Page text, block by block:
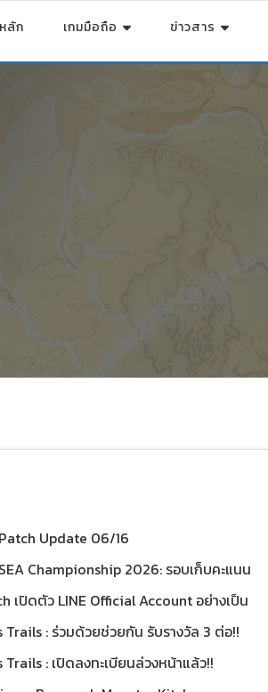
ลัก เกมมือถือ ข่าวสาร
Update 06/16
Championship 2026: รอบเก็บคะแนน
เปิดตัว LINE Official Account อย่างเป็น
มพลาด กิจกรรมและของแจก เฉพาะบนช่องทาง
Trails : ร่วมด้วยช่วยกัน รับรางวัล 3 ต่อ!!
: เปิดลงทะเบียนล่วงหน้าแล้ว!!